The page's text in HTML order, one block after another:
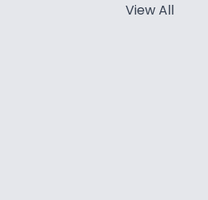
View All